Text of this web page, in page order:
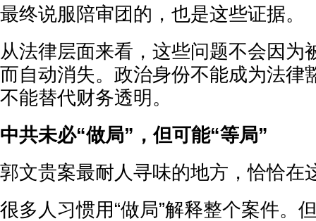
最终说服陪审团的，也是这些证据。
从法律层面来看，这些问题不会因为
而自动消失。政治身份不能成为法律
不能替代财务透明。
中共未必“做局”，但可能“等局”
郭文贵案最耐人寻味的地方，恰恰在
很多人习惯用“做局”解释整个案件。